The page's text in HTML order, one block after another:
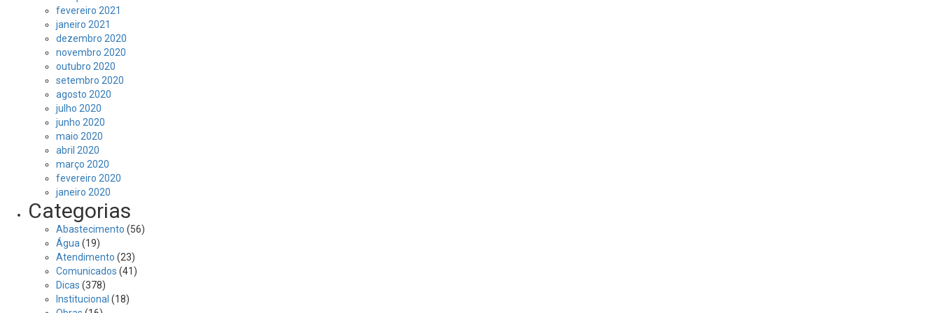
fevereiro 2021
janeiro 2021
dezembro 2020
novembro 2020
outubro 2020
setembro 2020
agosto 2020
julho 2020
junho 2020
maio 2020
abril 2020
março 2020
fevereiro 2020
janeiro 2020
Categorias
Abastecimento (56)
Água (19)
Atendimento (23)
Comunicados (41)
Dicas (378)
Institucional (18)